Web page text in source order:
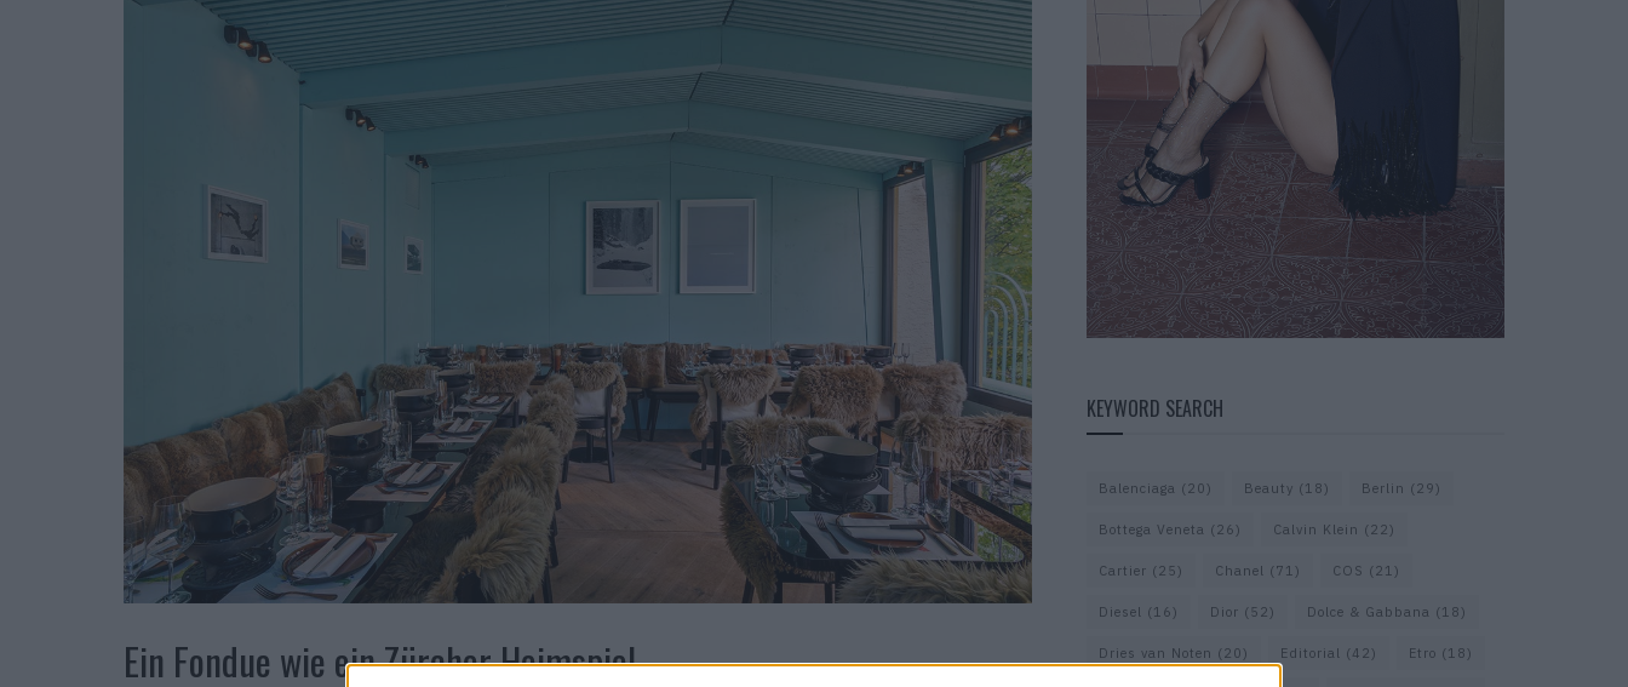
Ein Fondue wie ein Zürcher Heimspiel
KEYWORD SEARCH
Balenciaga (20) Beauty (18) Berlin (29)
Bottega Veneta (26) Calvin Klein (22)
Cartier (25) Chanel (71) COS (21)
Diesel (16) Dior (52) Dolce & Gabbana (18)
Dries van Noten (20) Editorial (42) Etro (18)